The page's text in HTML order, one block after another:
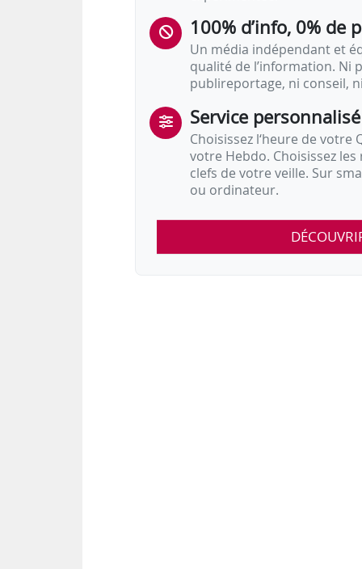
- Nathalie Loiseau (La République
- Yannick Jadot (Europe Écologie
100% d’info, 0% de
Un média indépendant et
qualité de l’information. Ni
publireportage, ni conseil,
Service personnalisé
Choisissez l‘heure de votre
votre Hebdo. Choisissez
clefs de votre veille. Sur
ou ordinateur.